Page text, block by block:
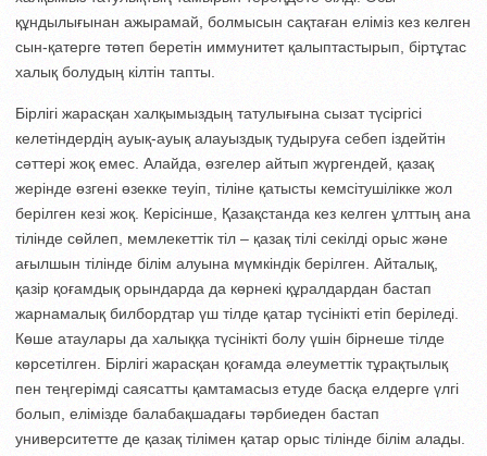
құндылығынан ажырамай, болмысын сақтаған еліміз кез келген
сын-қа­терге төтеп беретін иммунитет қа­лыптастырып, біртұтас
халық болудың кілтін тапты.
Бірлігі жарасқан халқымыздың тату­л­ы­ғына сызат түсіргісі
келетіндердің ауық-ауық алауыздық тудыруға себеп іздейтін
сәттері жоқ емес. Алайда, өзге­лер айтып жүргендей, қазақ
жерінде өзгені өзекке теуіп, тіліне қатысты кем­сі­тушілікке жол
берілген кезі жоқ. Ке­рісінше, Қазақстанда кез келген ұлттың ана
тілінде сөйлеп, мемлекеттік тіл – қазақ тілі секілді орыс және
ағылшын тілінде білім алуына мүмкіндік берілген. Айталық,
қазір қоғамдық орындарда да көрнекі құралдардан бастап
жарна­малық билбордтар үш тілде қатар түсі­нік­ті етіп беріледі.
Көше атаулары да халыққа түсінікті болу үшін бірнеше тілде
көрсетілген. Бірлігі жарасқан қо­ғамда әлеуметтік тұрақтылық
пен тең­герімді саясатты қамтамасыз етуде бас­қа елдерге үлгі
болып, елімізде бала­бақ­шадағы тәрбиеден бастап
университетте де қазақ тілімен қатар орыс тілінде білім алады.